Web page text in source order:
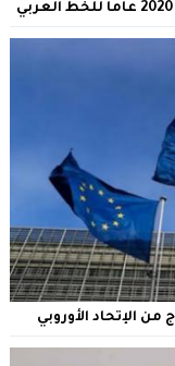
الإتحاد الأوروبي